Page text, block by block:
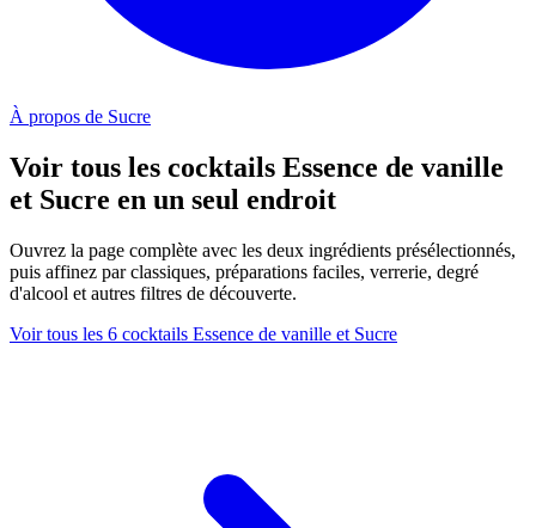
À propos de Sucre
Voir tous les cocktails Essence de vanille
et Sucre en un seul endroit
Ouvrez la page complète avec les deux ingrédients présélectionnés,
puis affinez par classiques, préparations faciles, verrerie, degré
d'alcool et autres filtres de découverte.
Voir tous les 6 cocktails Essence de vanille et Sucre